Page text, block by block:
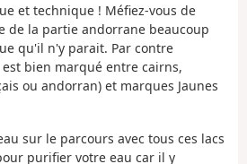
et technique ! Méfiez-vous de
de la partie andorrane beaucoup
qu'il n'y parait. Par contre
bien marqué entre cairns,
ou andorran) et marques Jaunes
sur le parcours avec tous ces lacs
purifier votre eau car il y